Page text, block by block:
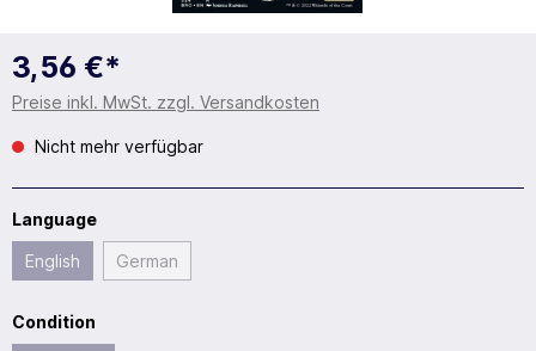
3,56 €*
Preise inkl. MwSt. zzgl. Versandkosten
Nicht mehr verfügbar
Language
English German
Condition